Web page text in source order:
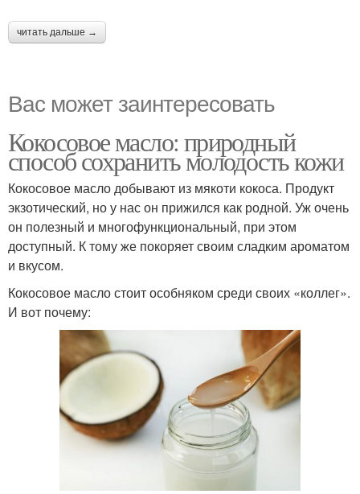
читать дальше →
Вас может заинтересовать
Кокосовое масло: природный
способ сохранить молодость кожи
Кокосовое масло добывают из мякоти кокоса. Продукт
экзотический, но у нас он прижился как родной. Уж очень
он полезный и многофункциональный, при этом
доступный. К тому же покоряет своим сладким ароматом
и вкусом.
Кокосовое масло стоит особняком среди своих «коллег».
И вот почему: